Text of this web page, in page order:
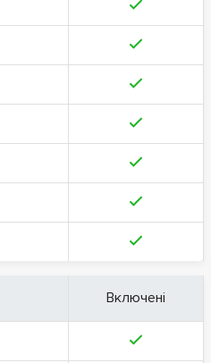
Включені